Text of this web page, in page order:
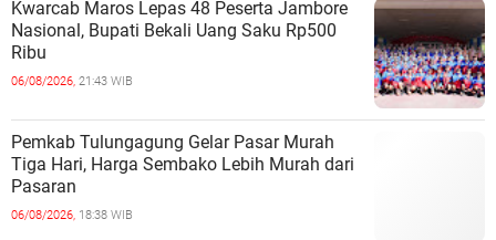
Kwarcab Maros Lepas 48 Peserta Jambore
Nasional, Bupati Bekali Uang Saku Rp500
Ribu
06/08/2026, 21:43 WIB
Pemkab Tulungagung Gelar Pasar Murah
Tiga Hari, Harga Sembako Lebih Murah dari
Pasaran
06/08/2026, 18:38 WIB